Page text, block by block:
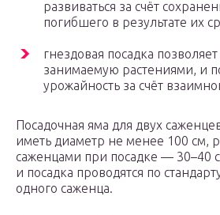
развиваться за счёт
погибшего в результате их
гнездовая посадка
занимаемую растениями, и
урожайность за счёт
Посадочная яма для двух
иметь диаметр не менее 100 см,
саженцами при посадке — 30–40
и посадка проводятся по
одного саженца.